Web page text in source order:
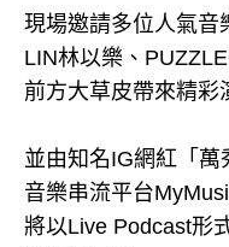
現場邀請多位人氣音
LIN林以樂、
前方大草皮帶來精彩
並由知名IG網紅「
音樂串流平台
將以Live Podcast形